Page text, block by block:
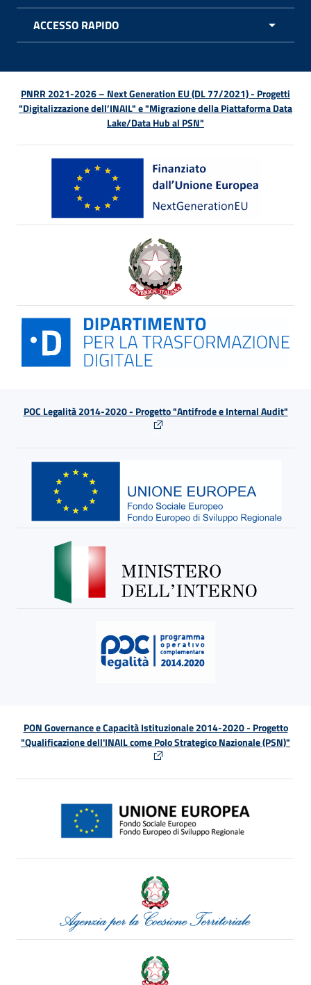
ACCESSO RAPIDO
PNRR 2021-2026 – Next Generation EU (DL 77/2021) - Progetti
"Digitalizzazione dell’INAIL" e "Migrazione della Piattaforma Data
Lake/Data Hub al PSN"
POC Legalità 2014-2020 - Progetto "Antifrode e Internal Audit"
PON Governance e Capacità Istituzionale 2014-2020 - Progetto
"Qualificazione dell'INAIL come Polo Strategico Nazionale (PSN)"